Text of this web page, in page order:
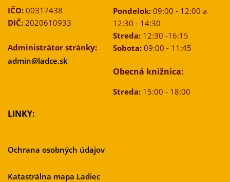
IČO: 00317438
DIČ: 2020610933
Administrátor stránky:
admin@ladce.sk
Pondelok:09:00 - 12:00 a
12:30 - 14:30
Streda:12:30 -16:15
Sobota:09:00 - 11:45
Obecná knižnica:
Streda:15:00 - 18:00
LINKY:
Ochrana osobných údajov
Katastrálna mapa Ladiec